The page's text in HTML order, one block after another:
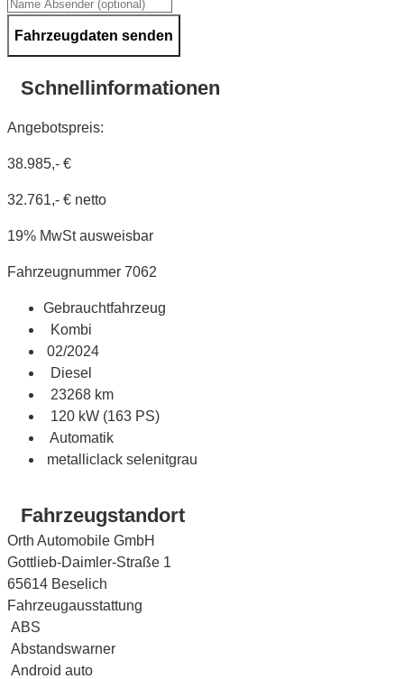
Fahrzeugdaten senden
Schnellinformationen
Angebotspreis:
38.985,- €
32.761,- € netto
19% MwSt ausweisbar
Fahrzeugnummer 7062
Gebrauchtfahrzeug
Kombi
02/2024
Diesel
23268 km
120 kW (163 PS)
Automatik
metalliclack selenitgrau
Fahrzeugstandort
Orth Automobile GmbH
Gottlieb-Daimler-Straße 1
65614 Beselich
Fahrzeugausstattung
ABS
Abstandswarner
Android auto